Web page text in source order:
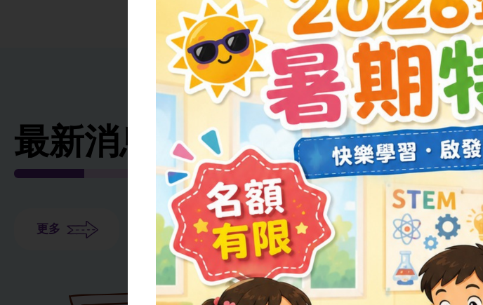
最新消息
更多
03-08-2026
20-07-2026
03-08-2026
20-07-2025